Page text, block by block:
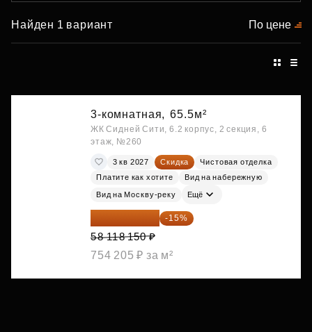
Найден 1 вариант По цене
3-комнатная, 65.5м²
ЖК Сидней Сити, 6.2 корпус, 2 секция, 6
этаж, №260
3 кв 2027 Скидка
Чистовая отделка
Платите как хотите
Вид на набережную
Вид на Москву-реку Ещё
49 400 428 ₽ -15%
58 118 150 ₽
754 205 ₽ за м²